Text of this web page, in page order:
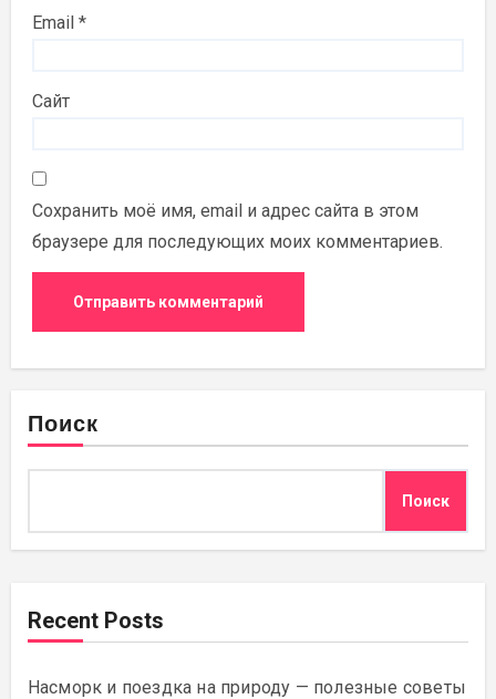
Email*
Сайт
Сохранить моё имя, email и адрес сайта в этом
браузере для последующих моих комментариев.
Поиск
Поиск
Recent Posts
Насморк и поездка на природу — полезные советы